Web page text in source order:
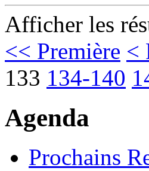
Afficher les
<< Première <
133 134-140
Agenda
Prochains